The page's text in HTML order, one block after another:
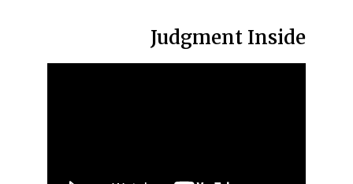
Judgment Inside